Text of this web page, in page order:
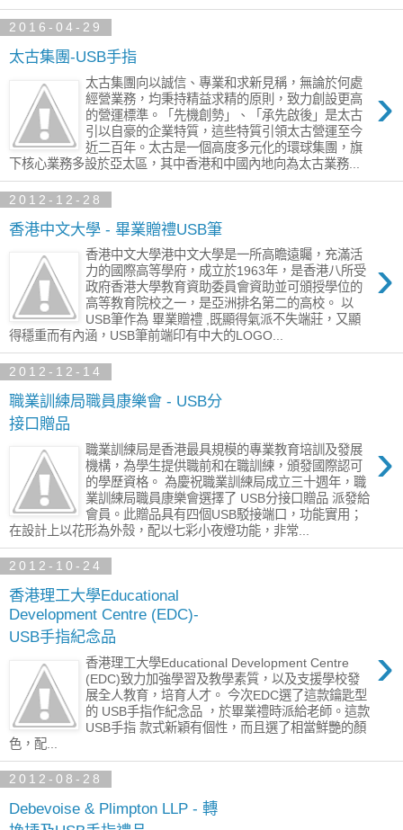
2016-04-29
太古集團-USB手指
›
太古集團向以誠信、專業和求新見稱，無論於何處
經營業務，均秉持精益求精的原則，致力創設更高
的營運標準。「先機創勢」、「承先啟後」是太古
引以自豪的企業特質，這些特質引領太古營運至今
近二百年。太古是一個高度多元化的環球集團，旗
下核心業務多設於亞太區，其中香港和中國內地向為太古業務...
2012-12-28
香港中文大學 - 畢業贈禮USB筆
›
香港中文大學港中文大學是一所高瞻遠矚，充滿活
力的國際高等學府，成立於1963年，是香港八所受
政府香港大學教育資助委員會資助並可頒授學位的
高等教育院校之一，是亞洲排名第二的高校。 以
USB筆作為 畢業贈禮 ,既顯得氣派不失端莊，又顯
得穩重而有內涵，USB筆前端印有中大的LOGO...
2012-12-14
職業訓練局職員康樂會 - USB分
接口贈品
›
職業訓練局是香港最具規模的專業教育培訓及發展
機構，為學生提供職前和在職訓練，頒發國際認可
的學歷資格。 為慶祝職業訓練局成立三十週年，職
業訓練局職員康樂會選擇了 USB分接口贈品 派發給
會員。此贈品具有四個USB駁接端口，功能實用；
在設計上以花形為外殼，配以七彩小夜燈功能，非常...
2012-10-24
香港理工大學Educational
Development Centre (EDC)-
USB手指紀念品
›
香港理工大學Educational Development Centre
(EDC)致力加強學習及教學素質，以及支援學校發
展全人教育，培育人才。 今次EDC選了這款鑰匙型
的 USB手指作紀念品 ，於畢業禮時派給老師。這款
USB手指 款式新穎有個性，而且選了相當鮮艷的顏
色，配...
2012-08-28
Debevoise & Plimpton LLP - 轉